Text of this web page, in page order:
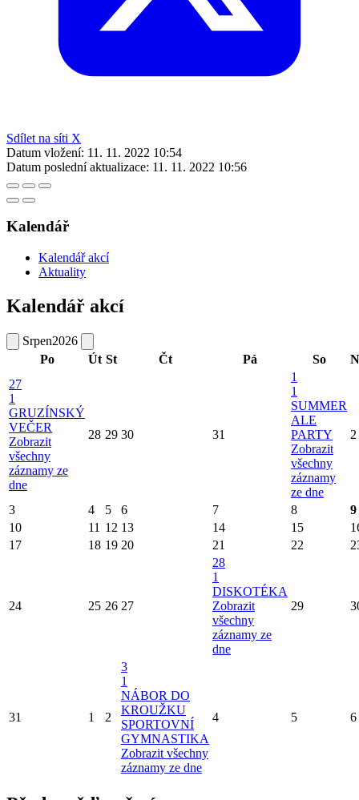
Sdílet na síti X
Datum vložení: 11. 11. 2022 10:54
Datum poslední aktualizace: 11. 11. 2022 10:56
Kalendář
Kalendář akcí
Aktuality
Kalendář akcí
Srpen2026
Po
Út St Čt Pá So
27
1
GRUZÍNSKÝ
VEČER
Zobrazit
všechny
záznamy ze
dne
28 29 30 31
1
1
SUMMER
ALE
PARTY
Zobrazit
všechny
záznamy
ze dne
2
3 4 5 6 7 8
9
10
11 12 13 14 15
17
18 19 20 21 22
24 25 26 27
28
1
DISKOTÉKA
Zobrazit
všechny
záznamy ze
dne
29
31 1 2
3
1
NÁBOR DO
KROUŽKU
SPORTOVNÍ
GYMNASTIKA
Zobrazit všechny
záznamy ze dne
4 5 6